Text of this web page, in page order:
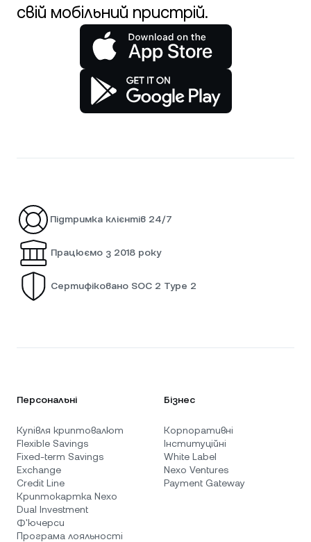
свій мобільний пристрій.
Підтримка клієнтів 24/7
Працюємо з 2018 року
Сертифіковано SOC 2 Type 2
Персональні
Купівля криптовалют
Flexible Savings
Fixed-term Savings
Exchange
Credit Line
Криптокартка Nexo
Dual Investment
Ф'ючерси
Програма лояльності
Бізнес
Корпоративні
Інституційні
White Label
Nexo Ventures
Payment Gateway